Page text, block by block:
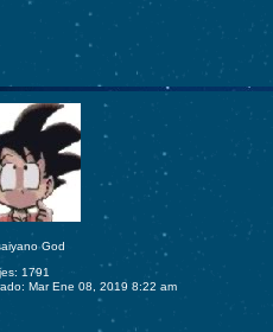
God
1791
Mar Ene 08, 2019 8:22 am